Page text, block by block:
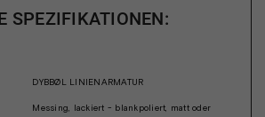
SPEZIFIKATIONEN:
DYBBØL LINIENARMATUR
Messing, lackiert - blankpoliert, matt oder